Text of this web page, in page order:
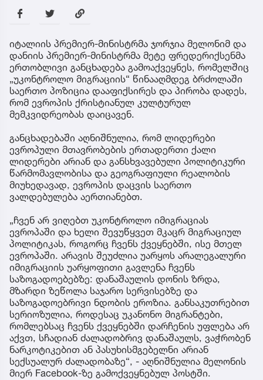
იტალიის პრემიერ-მინისტრმა ჯორჯია მელონიმ და
დანიის პრემიერ-მინისტრმა მეტე ფრედერიქსენმა
ერთობლივი განცხადება გამოაქვეყნეს, რომელშიც
„უკონტროლო მიგრაციის“ წინააღმდეგ ბრძოლაში
საერთო პოზიცია დააფიქსირეს და პირობა დადეს,
რომ ევროპის ქრისტიანულ კულტურულ
მემკვიდრეობას დაიცავენ.
განცხადებაში აღნიშნულია, რომ ლიდერები
ევროპული მთავრობების ერთადერთი ქალი
ლიდერები არიან და განსხვავებული პოლიტიკური
წარმომავლობისა და გეოგრაფიული რეალობის
მიუხედავად, ევროპის დაცვის საერთო
ვალდებულება აერთიანებთ.
„ჩვენ არ ვიღებთ უკონტროლო იმიგრაციას
ევროპაში და ხელი შევუწყვეთ მკაცრ მიგრაციულ
პოლიტიკას, როგორც ჩვენს ქვეყნებში, ისე მთელ
ევროპაში. არავის შეუძლია უარყოს არალეგალური
იმიგრაციის უარყოფითი გავლენა ჩვენს
საზოგადოებებზე: დანაშაულის დონის ზრდა,
მზარდი ზეწოლა საჯარო სერვისებზე და
საზოგადოებრივი ნდობის ეროზია. განსაკუთრებით
სერიოზულია, როდესაც უკანონო მიგრანტები,
რომლებსაც ჩვენს ქვეყნებში დარჩენის უფლება არ
აქვთ, სჩადიან ძალადობრივ დანაშაულს, ვაჭრობენ
ნარკოტიკებით ან პასუხისმგებელნი არიან
სექსუალურ ძალადობაზე“, - აღნიშნულია მელონის
მიერ Facebook-ზე გამოქვეყნებულ პოსტში.